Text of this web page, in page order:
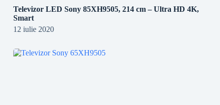
Televizor LED Sony 85XH9505, 214 cm – Ultra HD 4K,
Smart
12 iulie 2020